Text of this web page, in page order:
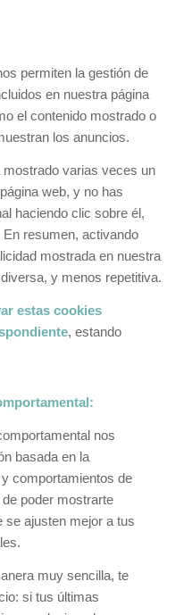
permiten la gestión de
en nuestra página
el contenido mostrado o
los anuncios.
varias veces un
web, y no has
haciendo clic sobre él,
resumen, activando
mostrada en nuestra
y menos repetitiva.
estas cookies
, estando
nos
basada en la
comportamientos de
poder mostrarte
se ajusten mejor a tus
muy sencilla, te
si tus últimas